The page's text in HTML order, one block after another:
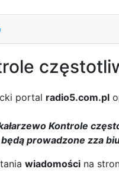
portal radio5.com.pl
Kontrole
będą prowadzone zza
wiadomości na